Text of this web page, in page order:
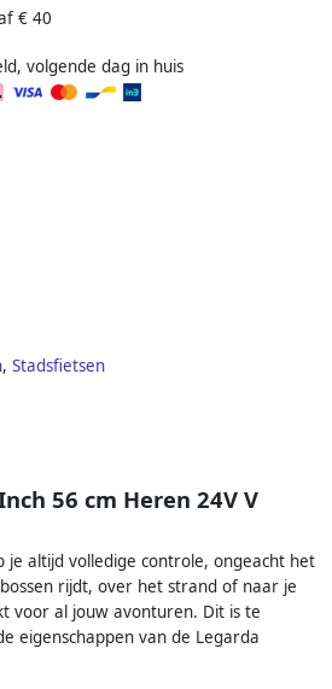
€ 40
volgende dag in huis
, Stadsfietsen
56 cm Heren 24V V
je altijd volledige controle, ongeacht het
rijdt, over het strand of naar je
voor al jouw avonturen. Dit is te
eigenschappen van de Legarda